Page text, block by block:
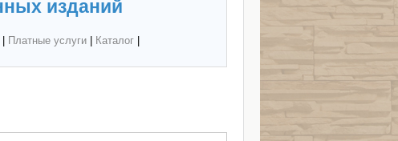
изданий
Платные услуги| Каталог|